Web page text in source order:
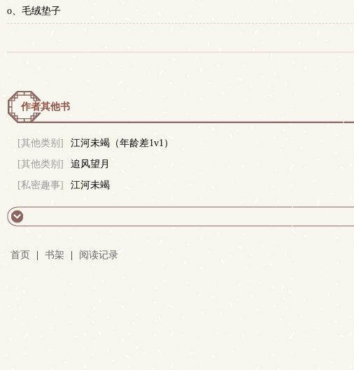
o、毛绒垫子
作者其他书
[其他类别]
江河未竭（年龄差1v1）
[其他类别]
追风望月
[私密趣事]
江河未竭
首页 书架 阅读记录